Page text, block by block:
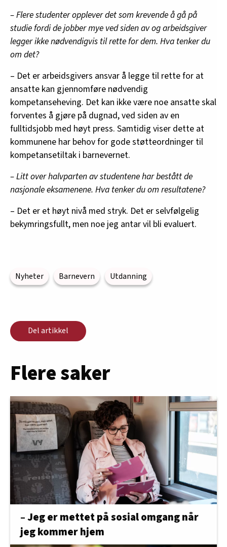
– Flere studenter opplever det som krevende å gå på
studie fordi de jobber mye ved siden av og arbeidsgiver
legger ikke nødvendigvis til rette for dem. Hva tenker du
om det?
– Det er arbeidsgivers ansvar å legge til rette for at
ansatte kan gjennomføre nødvendig
kompetanseheving. Det kan ikke være noe ansatte skal
forventes å gjøre på dugnad, ved siden av en
fulltidsjobb med høyt press. Samtidig viser dette at
kommunene har behov for gode støtteordninger til
kompetansetiltak i barnevernet.
– Litt over halvparten av studentene har bestått de
nasjonale eksamenene. Hva tenker du om resultatene?
– Det er et høyt nivå med stryk. Det er selvfølgelig
bekymringsfullt, men noe jeg antar vil bli evaluert.
Nyheter Barnevern Utdanning
Del artikkel
Flere saker
– Jeg er mettet på sosial omgang når
jeg kommer hjem